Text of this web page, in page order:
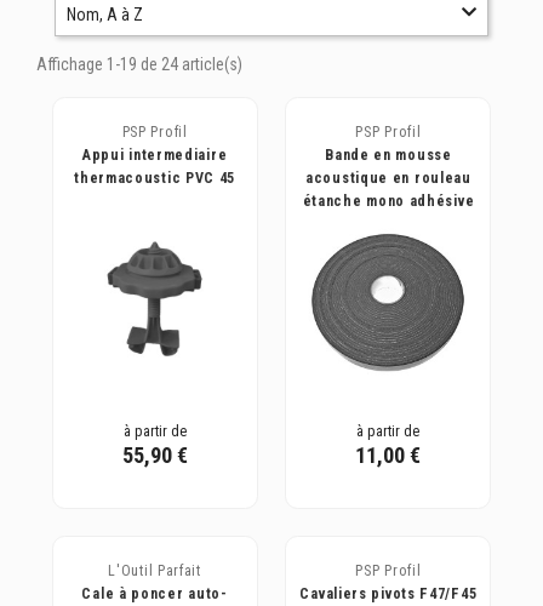
Nom, A à Z
Affichage 1-19 de 24 article(s)
PSP Profil
Appui intermediaire
thermacoustic PVC 45
à partir de
55,90 €
PSP Profil
Bande en mousse
acoustique en rouleau
étanche mono adhésive
à partir de
11,00 €
L'Outil Parfait
Cale à poncer auto-
PSP Profil
Cavaliers pivots F47/F45